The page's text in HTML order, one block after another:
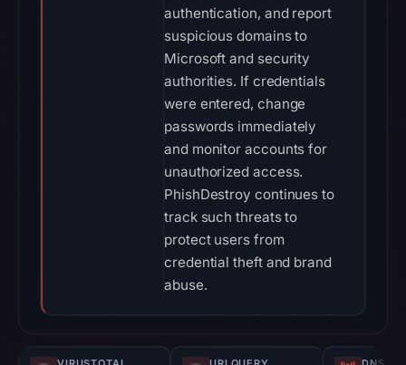
authentication, and report
suspicious domains to
Microsoft and security
authorities. If credentials
were entered, change
passwords immediately
and monitor accounts for
unauthorized access.
PhishDestroy continues to
track such threats to
protect users from
credential theft and brand
abuse.